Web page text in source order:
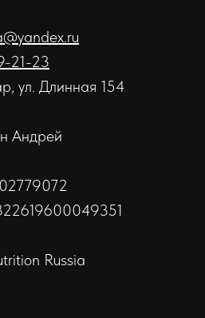
21-23
ул. Длинная 154
Андрей
Russia